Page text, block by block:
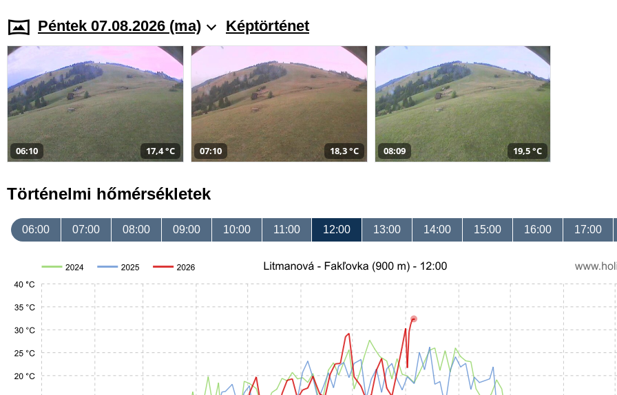
Péntek 07.08.2026 (ma) Képtörténet
06:10 17,4 °C 07:10 18,3 °C 08:09 19,5 °C
Történelmi hőmérsékletek
06:00 07:00 08:00 09:00 10:00 11:00 12:00 13:00 14:00 15:00 16:00 17:00